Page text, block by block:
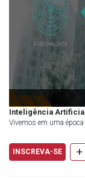
Inteligência
Vivemos em uma
nossas vidas, e a
INSCREVA-SE
+